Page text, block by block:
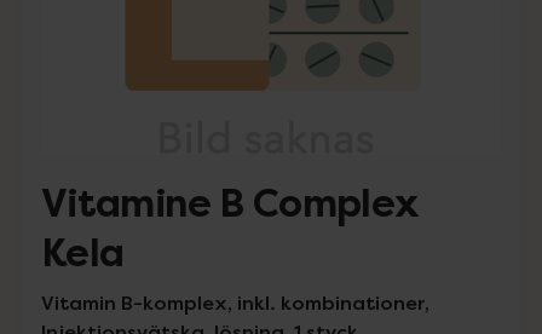
Vitamine B Complex
Kela
Vitamin B-komplex, inkl. kombinationer,